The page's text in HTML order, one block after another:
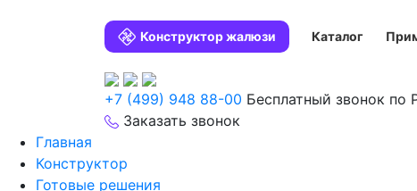
Конструктор жалюзи Каталог
+7 (499) 948 88-00 Бесплатный звонок по
Заказать звонок
Главная
Конструктор
Готовые решения